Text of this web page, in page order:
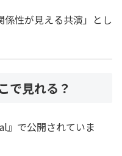
性が見える共演」とし
で見れる？
』で公開されていま